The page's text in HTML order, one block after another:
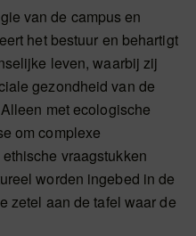
van de campus en
het bestuur en behartigt
leven, waarbij zij
gezondheid van de
met ecologische
om complexe
vraagstukken
worden ingebed in de
zetel aan de tafel waar de